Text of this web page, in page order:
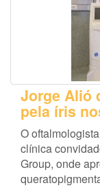
Jorge Alió
pela íris
O
clínica
Group, onde